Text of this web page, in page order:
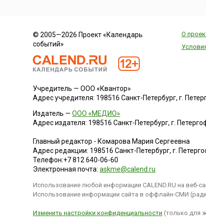
© 2005—2026 Проект «Календарь
событий»
О
Учредитель — ООО «Квантор»
Адрес учредителя: 198516 Санкт-Петербург, г.
Издатель —ООО «МЕДИО»
Адрес издателя: 198516 Санкт-Петербург, г.
Главный редактор - Комарова Мария Сергеевна
Адрес редакции: 198516 Санкт-Петербург, г.
Телефон:+7 812 640-06-60
Электронная почта:askme@calend.ru
Использование любой информации CALEND.RU на веб-
Использование информации сайта в оффлайн-СМИ
Изменить настройки конфиденциальности (только для